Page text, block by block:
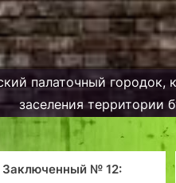
палаточный городок,
заселения территории
Дома Таллинна.